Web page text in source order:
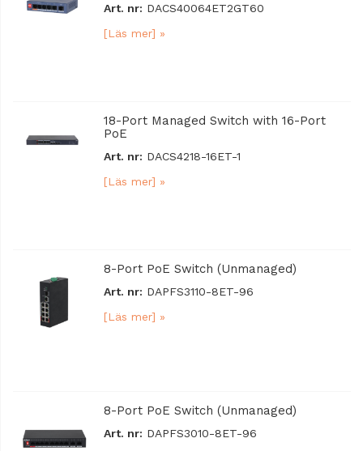
Art. nr: DACS40064ET2GT60
[Läs mer] »
18-Port Managed Switch with 16-Port
PoE
Art. nr: DACS4218-16ET-1
[Läs mer] »
8-Port PoE Switch (Unmanaged)
Art. nr: DAPFS3110-8ET-96
[Läs mer] »
8-Port PoE Switch (Unmanaged)
Art. nr: DAPFS3010-8ET-96